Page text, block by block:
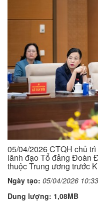
05/04/2026 CTQH chủ
lãnh đạo Tổ đảng Đoàn
thuộc Trung ương trước
Ngày tạo: 05/04/2026
Dung lượng: 1,08MB